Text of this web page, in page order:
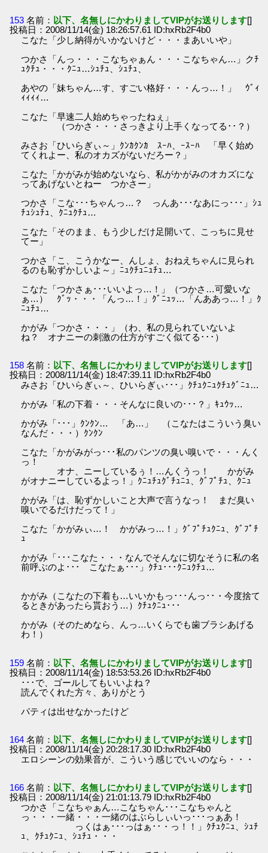
153 名前： 以下、名無しにかわりましてVIPがお送りします[]
投稿日：2008/11/14(金) 18:26:57.61 ID:hxRb2F4b0
こなた「少し納得がいかないけど・・・まあいいや」
つかさ「んっ・・・こなちゃぁん・・・こなちゃん…」クﾁ
ｭｸﾁｭ・・・ｸﾆｭ…ｼｭﾁｭ、ｼｭﾁｭ、
あやの「妹ちゃん…す、すごい格好・・・んっ…！」 ｳﾞｨ
ｨｨｨｨ…
こなた「早速二人始めちゃったねぇ」
（つかさ・・・さっきより上手くなってる･･？）
みさお「ひいらぎぃ～」ｸﾝｶｸﾝｶ ｽｰﾊ、ｰｽｰﾊ 「早く始め
てくれよー、私のオカズがないだろー？」
こなた「かがみが始めないなら、私がかがみのオカズにな
ってあげないとねー つかさー」
つかさ「こな･･･ちゃんっ…？ っんあ･･･なあにっ･･･」ｼｭ
ﾁｭｼｭﾁｭ、ｸﾆｭｸﾁｭ…
こなた「そのまま、もう少しだけ足開いて、こっちに見せ
てー」
つかさ「こ、こうかなー、んしょ、おねえちゃんに見られ
るのも恥ずかしいよ～」ﾆｭｸﾁｭﾆｭﾁｭ…
こなた「つかさぁ･･･いいよっ…！」（つかさ…可愛いな
ぁ…） ｸﾞｯ・・・「んっ…！」ｸﾞﾆｭｯ…「んああっ…！」ｸ
ﾆｭﾁｭ…
かがみ「つかさ・・・」（わ、私の見られていないよ
ね？ オナニーの刺激の仕方がすごく似てる･･･）
158 名前： 以下、名無しにかわりましてVIPがお送りします[]
投稿日：2008/11/14(金) 18:47:39.11 ID:hxRb2F4b0
みさお「ひいらぎぃ～、ひいらぎぃ･･･」ｸﾁｭｸﾆｭｸﾁｭｸﾞﾆｭ…
かがみ「私の下着・・・そんなに良いの･･･？」ｷｭｳｯ…
かがみ「･･･」ｸﾝｸﾝ… 「あ…」 （こなたはこういう臭い
なんだ・・・）ｸﾝｸﾝ
こなた「かがみがっ･･･私のパンツの臭い嗅いで・・・んく
っ！
オナ、ニーしているぅ！…んくうっ！ かがみ
がオナニーしているよっ！」ｸﾆｭﾁｭｸﾞﾁｭﾆｭ、ｸﾞﾌﾟﾁｭ、ｸﾆｭ
かがみ「は、恥ずかしいこと大声で言うなっ！ まだ臭い
嗅いでるだけだって！」
こなた「かがみぃ…！ かがみっ…！」ｸﾞﾌﾟﾁｭｸﾆｭ、ｸﾞﾌﾟﾁ
ｭ
かがみ「･･･こなた・・・なんでそんなに切なそうに私の名
前呼ぶのよ･･･ こなたぁ･･･」ｸﾁｭ･･･ｸﾆｭｸﾁｭ…
かがみ（こなたの下着も…いいかもっ･･･んっ･･・今度捨て
るときがあったら貰おう…）ｸﾁｭｸﾆｭ･･･
かがみ（そのためなら、んっ…いくらでも歯ブラシあげる
わ！）
159 名前： 以下、名無しにかわりましてVIPがお送りします[]
投稿日：2008/11/14(金) 18:53:53.26 ID:hxRb2F4b0
･･･で、ゴールしてもいいよね？
読んでくれた方々、ありがとう
パティは出せなかったけど
164 名前： 以下、名無しにかわりましてVIPがお送りします[]
投稿日：2008/11/14(金) 20:28:17.30 ID:hxRb2F4b0
エロシーンの効果音が、こういう感じでいいのなら・・・
166 名前： 以下、名無しにかわりましてVIPがお送りします[]
投稿日：2008/11/14(金) 21:01:13.79 ID:hxRb2F4b0
つかさ「こなちゃぁん…こなちゃん･･･こなちゃんと
っ・・・一緒・・・一緒のはぶらしぃいっ･･･っぁあ！
っくはぁ･･･っはぁ･･・っ！！」ｸﾁｭｸﾆｭ、ｼｭﾁ
ｭ、ｸﾁｭｸﾆｭ、ｼｭﾁｭ・・・